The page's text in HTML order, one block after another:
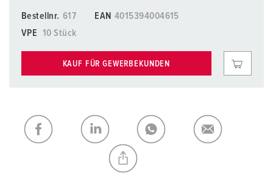
Bestellnr. 617 EAN 4015394004615
VPE
10 Stück
KAUF FÜR GEWERBEKUNDEN